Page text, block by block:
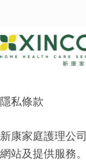
primary
navigation
main
content
footer
隱私條款
新康家庭護理公
網站及提供服務。